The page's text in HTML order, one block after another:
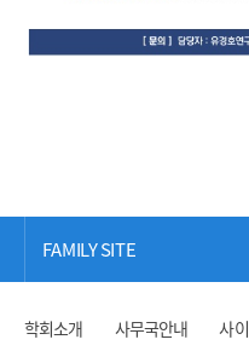
학회소개 사무국안내 사